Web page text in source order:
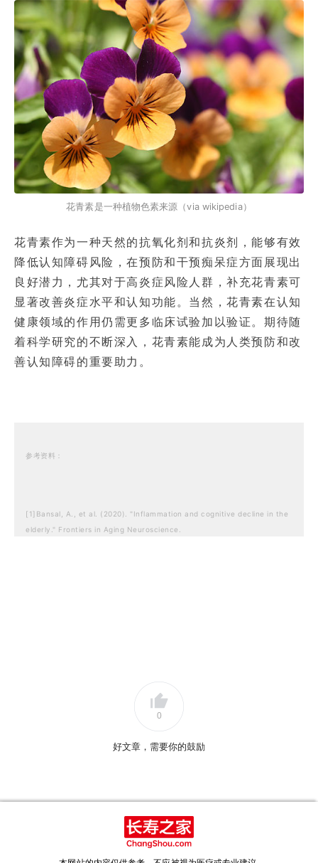
花青素是一种植物色素来源（via wikipedia）
花青素作为一种天然的抗氧化剂和抗炎剂，能够有效
降低认知障碍风险，在预防和干预痴呆症方面展现出
良好潜力，尤其对于高炎症风险人群，补充花青素可
显著改善炎症水平和认知功能。当然，花青素在认知
健康领域的作用仍需更多临床试验加以验证。期待随
着科学研究的不断深入，花青素能成为人类预防和改
善认知障碍的重要助力。
参考资料：
[1]Bansal, A., et al. (2020). "Inflammation and cognitive decline in the
elderly." Frontiers in Aging Neuroscience.
[5]Huang, Y., et al. (2021). "Effects of anthocyanin supplementation
on cognitive function: a randomized controlled trial." Nutrients.
[6]Kang, J., et al. (2016). "The role of anthocyanins in inflammation
Nutrients.
[8]Nieman, D. C., et al. (2019). "Effects of blueberry supplementation
on exercise-induced inflammation and oxidative stress." Journal of the
International Society of Sports Nutrition.
0
好文章，需要你的鼓励